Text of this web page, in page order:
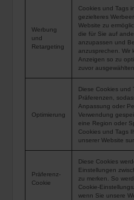
Werbung
und
Retargeting
Cookies und Tags
gezielteres
Website zu
die für Sie auf
anzupassen und
anzusprechen. Wir
Anzeigen so zu
zuvor
Optimierung
Diese Cookies und
Präferenzen,
Anpassung oder
Verwendung
eine Region oder
Cookies und Tags
unserer Website
Präferenz-
Cookie
Diese Cookies
Einstellungen
zu merken. So
Cookie-
wenn Sie unsere